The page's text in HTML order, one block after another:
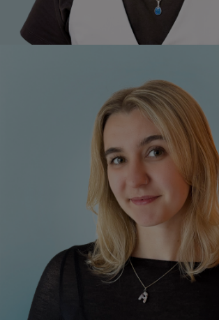
Alicia Kaplan, MA
Praktikantin csrTAG
+43 1 7101077-25
a.kaplan@respact.at